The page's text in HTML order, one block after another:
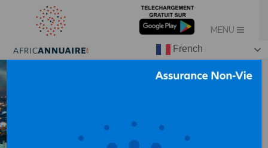
French